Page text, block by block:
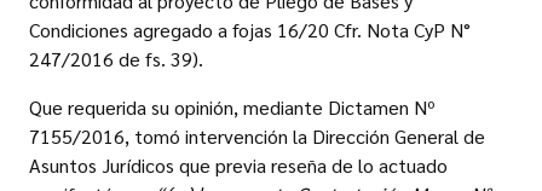
Condiciones agregado a fojas 16/20 Cfr. Nota CyP N°
247/2016 de fs. 39).
Que requerida su opinión, mediante Dictamen Nº
7155/2016, tomó intervención la Dirección General de
Asuntos Jurídicos que previa reseña de lo actuado